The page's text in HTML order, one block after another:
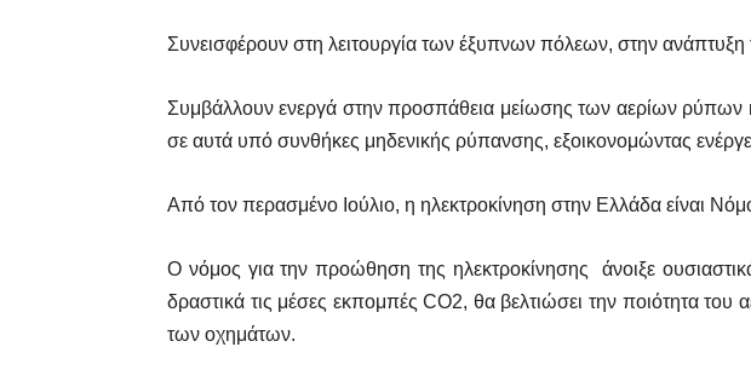
Συνεισφέρουν στη λειτουργία των έξυπνων πόλεων, στην ανάπτυξη
Συμβάλλουν ενεργά στην προσπάθεια μείωσης των αερίων
σε αυτά υπό συνθήκες μηδενικής ρύπανσης, εξοικονομώντας
Από τον περασμένο Ιούλιο, η ηλεκτροκίνηση στην Ελλάδα είναι
Ο νόμος για την προώθηση της ηλεκτροκίνησης άνοιξε
δραστικά τις μέσες εκπομπές CO2, θα βελτιώσει την ποιότητα
των οχημάτων.